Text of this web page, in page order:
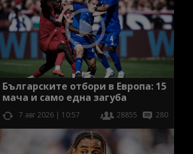
Българските отбори в Европа: 15
мача и само една загуба
7 авг 2026 | 10:57 28855 280